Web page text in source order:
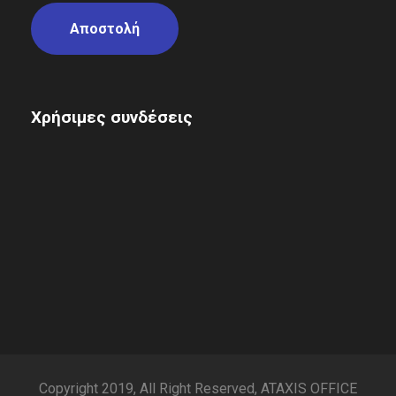
Χρήσιμες συνδέσεις
Copyright 2019, All Right Reserved, ATAXIS OFFICE